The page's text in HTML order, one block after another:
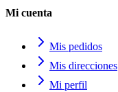
Mi cuenta
Mis pedidos
Mis direcciones
Mi perfil